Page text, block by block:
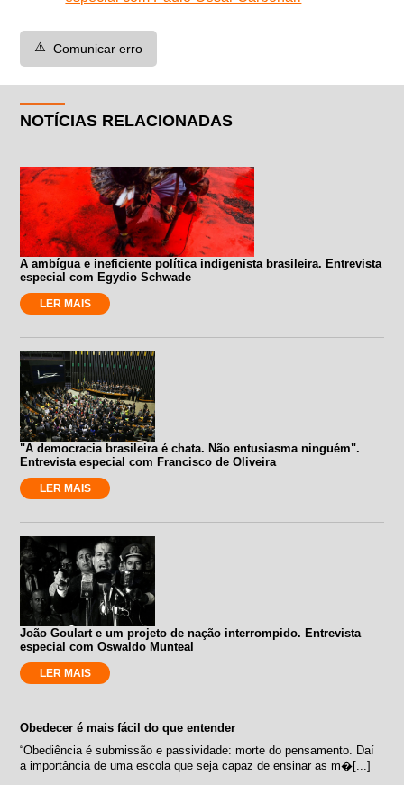
⚠️ Comunicar erro
NOTÍCIAS RELACIONADAS
A ambígua e ineficiente política indigenista brasileira. Entrevista
especial com Egydio Schwade
LER MAIS
"A democracia brasileira é chata. Não entusiasma ninguém".
Entrevista especial com Francisco de Oliveira
LER MAIS
João Goulart e um projeto de nação interrompido. Entrevista
especial com Oswaldo Munteal
LER MAIS
Obedecer é mais fácil do que entender
“Obediência é submissão e passividade: morte do pensamento. Daí
a importância de uma escola que seja capaz de ensinar as m�[...]